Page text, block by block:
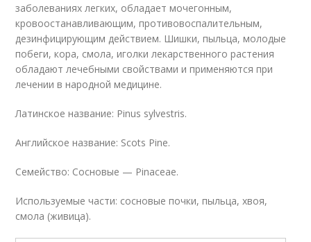
заболеваниях легких, обладает мочегонным,
кровоостанавливающим, противовоспалительным,
дезинфицирующим действием. Шишки, пыльца, молодые
побеги, кора, смола, иголки лекарственного растения
обладают лечебными свойствами и применяются при
лечении в народной медицине.
Латинское название: Pinus sylvestris.
Английское название: Scots Pine.
Семейство: Сосновые — Pinaceae.
Используемые части: сосновые почки, пыльца, хвоя,
смола (живица).